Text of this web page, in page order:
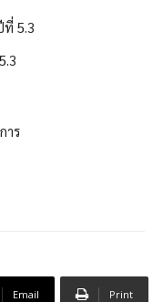
5.3
าร
Email Print